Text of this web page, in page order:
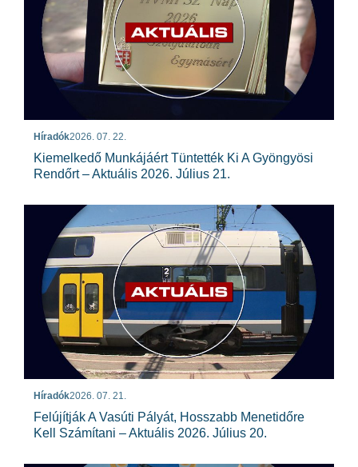
Híradók2026. 07. 22.
Kiemelkedő Munkájáért Tüntették Ki A Gyöngyösi
Rendőrt – Aktuális 2026. Július 21.
Híradók2026. 07. 21.
Felújítják A Vasúti Pályát, Hosszabb Menetidőre
Kell Számítani – Aktuális 2026. Július 20.